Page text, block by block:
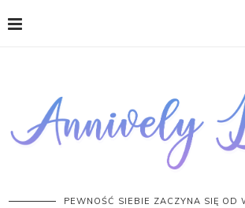
PEWNOŚĆ SIEBIE ZACZYNA SIĘ OD